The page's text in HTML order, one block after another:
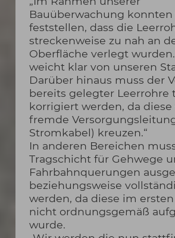
Bauüberwachung konnten
feststellen, dass die
streckenweise zu nah an
Oberfläche verlegt
weicht klar von unseren
Darüber hinaus muss der
bereits gelegter Leerrohre
korrigiert werden, da
fremde
Stromkabel) kreuzen.“
In anderen Bereichen
Tragschicht für Gehwege
Fahrbahnquerungen
beziehungsweise
werden, da diese im
nicht ordnungsgemäß
wurde.